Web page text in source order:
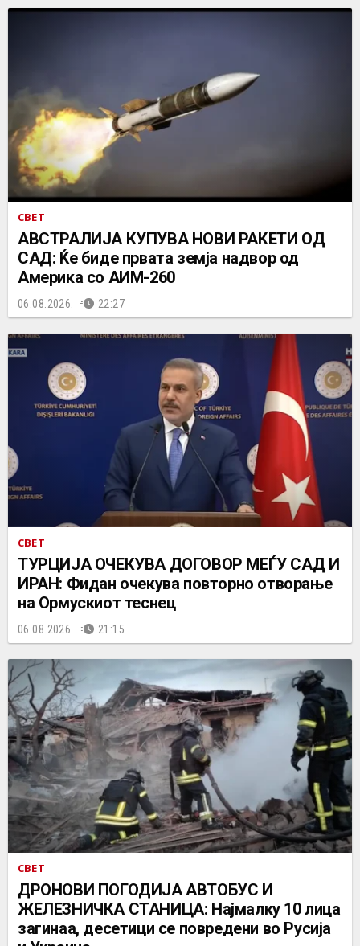
СВЕТ
АВСТРАЛИЈА КУПУВА НОВИ РАКЕТИ ОД
САД: Ќе биде првата земја надвор од
Америка со АИМ-260
06.08.2026. 22:27
СВЕТ
ТУРЦИЈА ОЧЕКУВА ДОГОВОР МЕЃУ САД И
ИРАН: Фидан очекува повторно отворање
на Ормускиот теснец
06.08.2026. 21:15
СВЕТ
ДРОНОВИ ПОГОДИЈА АВТОБУС И
ЖЕЛЕЗНИЧКА СТАНИЦА: Најмалку 10 лица
загинаа, десетици се повредени во Русија